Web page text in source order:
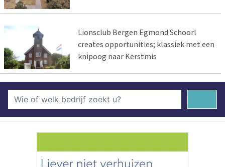
Lionsclub Bergen Egmond Schoorl
creates opportunities; klassiek met een
knipoog naar Kerstmis